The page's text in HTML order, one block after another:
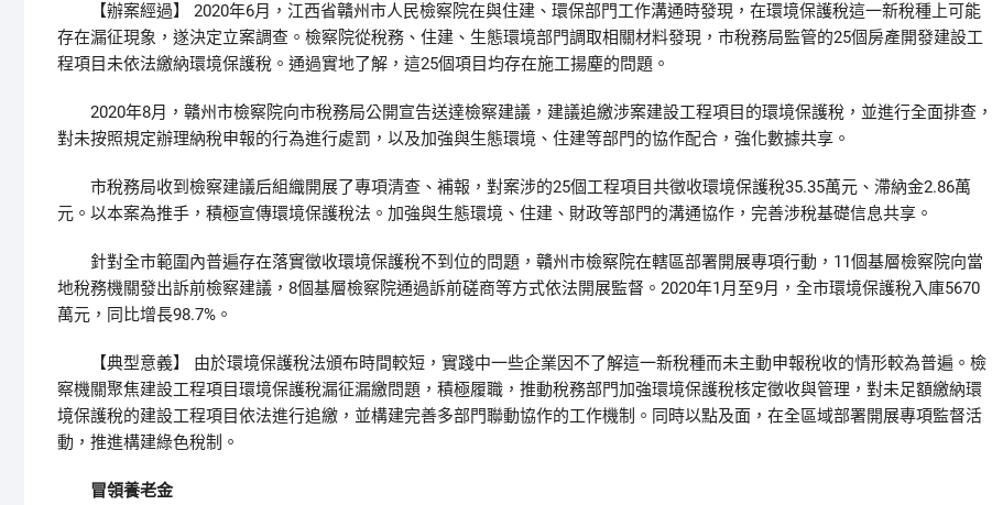
【辦案經過】 2020年6月，江西省贛州市人民檢察院在與住建、環保部門工作溝通時發現，在環境保護稅這一新稅種上可能
存在漏征現象，遂決定立案調查。檢察院從稅務、住建、生態環境部門調取相關材料發現，市稅務局監管的25個房產開發建設工
程項目未依法繳納環境保護稅。通過實地了解，這25個項目均存在施工揚塵的問題。
2020年8月，贛州市檢察院向市稅務局公開宣告送達檢察建議，建議追繳涉案建設工程項目的環境保護稅，並進行全面排查，
對未按照規定辦理納稅申報的行為進行處罰，以及加強與生態環境、住建等部門的協作配合，強化數據共享。
市稅務局收到檢察建議后組織開展了專項清查、補報，對案涉的25個工程項目共徵收環境保護稅35.35萬元、滯納金2.86萬
元。以本案為推手，積極宣傳環境保護稅法。加強與生態環境、住建、財政等部門的溝通協作，完善涉稅基礎信息共享。
針對全市範圍內普遍存在落實徵收環境保護稅不到位的問題，贛州市檢察院在轄區部署開展專項行動，11個基層檢察院向當
地稅務機關發出訴前檢察建議，8個基層檢察院通過訴前磋商等方式依法開展監督。2020年1月至9月，全市環境保護稅入庫5670
萬元，同比增長98.7%。
【典型意義】 由於環境保護稅法頒布時間較短，實踐中一些企業因不了解這一新稅種而未主動申報稅收的情形較為普遍。檢
察機關聚焦建設工程項目環境保護稅漏征漏繳問題，積極履職，推動稅務部門加強環境保護稅核定徵收與管理，對未足額繳納環
境保護稅的建設工程項目依法進行追繳，並構建完善多部門聯動協作的工作機制。同時以點及面，在全區域部署開展專項監督活
動，推進構建綠色稅制。
冒領養老金